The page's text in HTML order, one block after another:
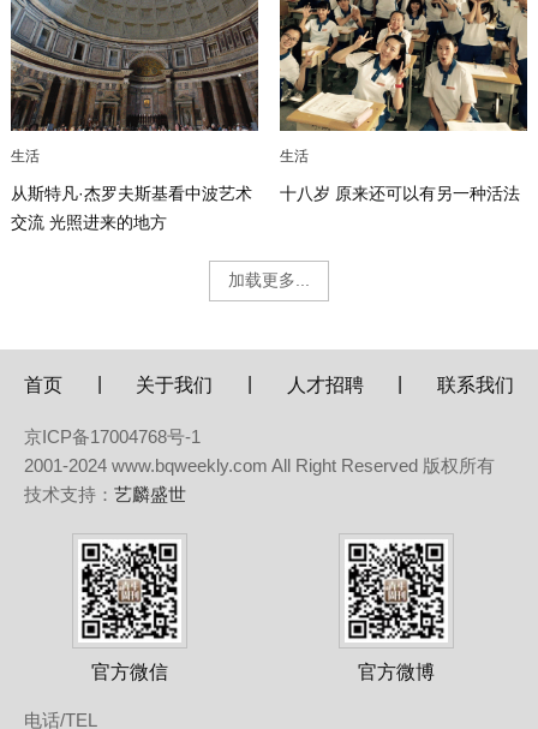
生活
从斯特凡·杰罗夫斯基看中波艺术
交流 光照进来的地方
生活
十八岁 原来还可以有另一种活法
加载更多...
首页 关于我们 人才招聘 联系我们
京ICP备17004768号-1
2001-2024 www.bqweekly.com All Right Reserved 版权所有
技术支持： 艺麟盛世
官方微信 官方微博
电话/TEL